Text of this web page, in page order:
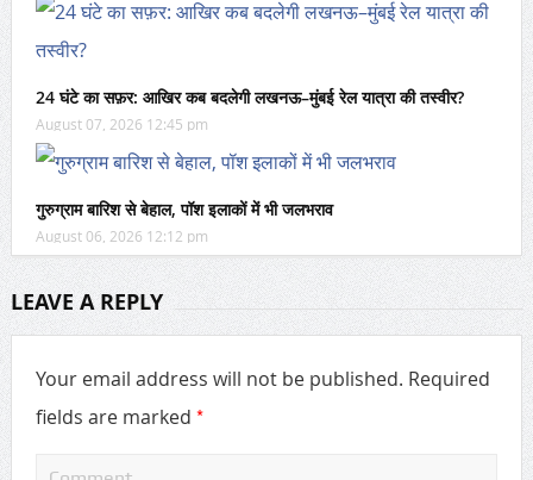
24 घंटे का सफ़र: आखिर कब बदलेगी लखनऊ–मुंबई रेल यात्रा की तस्वीर?
August 07, 2026 12:45 pm
गुरुग्राम बारिश से बेहाल, पॉश इलाकों में भी जलभराव
August 06, 2026 12:12 pm
LEAVE A REPLY
Your email address will not be published. Required
fields are marked *